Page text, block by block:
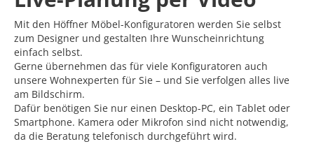
Mit den Höffner Möbel-Konfiguratoren werden Sie selbst
zum Designer und gestalten Ihre Wunscheinrichtung
einfach selbst.
Gerne übernehmen das für viele Konfiguratoren auch
unsere Wohnexperten für Sie – und Sie verfolgen alles live
am Bildschirm.
Dafür benötigen Sie nur einen Desktop-PC, ein Tablet oder
Smartphone. Kamera oder Mikrofon sind nicht notwendig,
da die Beratung telefonisch durchgeführt wird.